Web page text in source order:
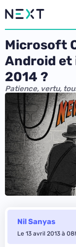
Microsoft
Android et
2014 ?
Patience, vertu,
Nil Sanyas
Le 13 avril 2013 à